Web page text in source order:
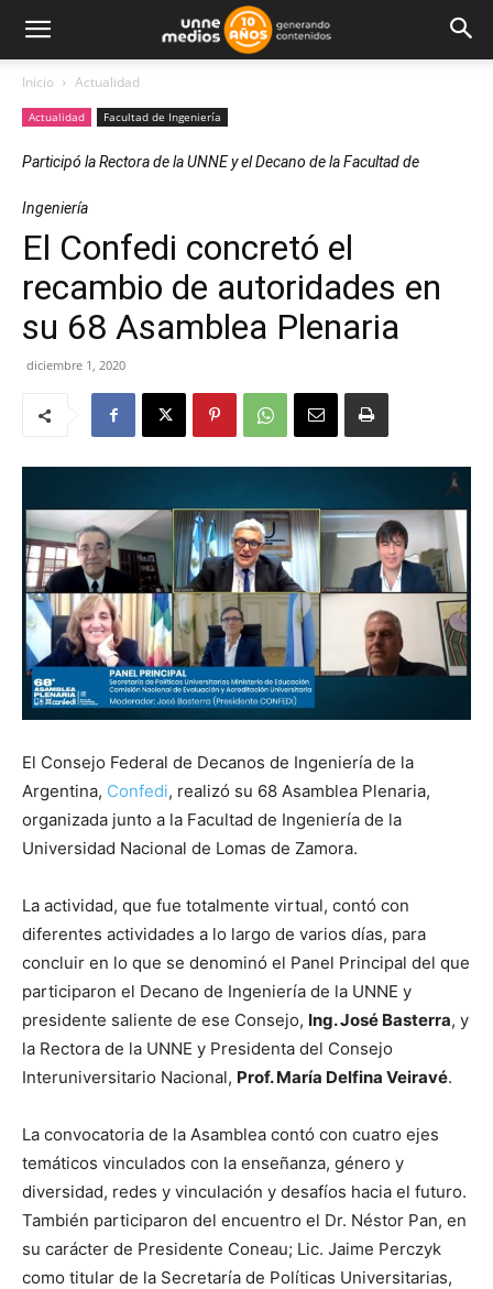
Inicio Actualidad
Actualidad Facultad de Ingeniería
Participó la Rectora de la UNNE y el Decano de la Facultad de
Ingeniería
El Confedi concretó el
recambio de autoridades en
su 68 Asamblea Plenaria
diciembre 1, 2020
El Consejo Federal de Decanos de Ingeniería de la
Argentina, Confedi, realizó su 68 Asamblea Plenaria,
organizada junto a la Facultad de Ingeniería de la
Universidad Nacional de Lomas de Zamora.
La actividad, que fue totalmente virtual, contó con
diferentes actividades a lo largo de varios días, para
concluir en lo que se denominó el Panel Principal del que
participaron el Decano de Ingeniería de la UNNE y
presidente saliente de ese Consejo, Ing. José Basterra, y
la Rectora de la UNNE y Presidenta del Consejo
Interuniversitario Nacional, Prof. María Delfina Veiravé.
La convocatoria de la Asamblea contó con cuatro ejes
temáticos vinculados con la enseñanza, género y
diversidad, redes y vinculación y desafíos hacia el futuro.
También participaron del encuentro el Dr. Néstor Pan, en
su carácter de Presidente Coneau; Lic. Jaime Perczyk
como titular de la Secretaría de Políticas Universitarias,